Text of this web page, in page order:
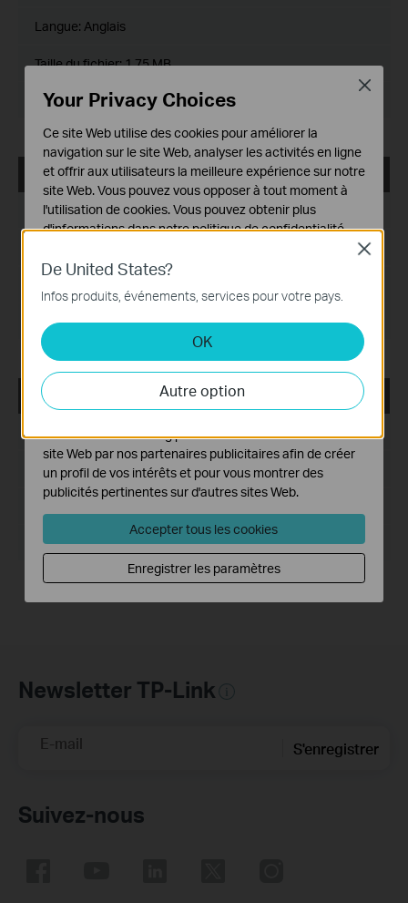
Langue: Anglais
Taille du fichier:1.75 MB
Système d'Exploitation: Mac OS 10.15/11.x/12.x
USB_Printer_Controller_Utility_Mac
Date de publication:2018-10-29
Système d'Exploitation: Mac OS 10.9-10.14
USB_Printer_Controller_Utility_Windows
Langue:Anglais
Système d'Exploitation: Win2000/XP/2003/Vista/7/8/8.1/10
Newsletter TP-Link
E-mail S'enregistrer
Suivez-nous
De United States?
Infos produits, événements, services pour votre pays.
OK
Autre option
Close
Your Privacy Choices
Ce site Web utilise des cookies pour améliorer la
navigation sur le site Web, analyser les activités en ligne
et offrir aux utilisateurs la meilleure expérience sur notre
site Web. Vous pouvez vous opposer à tout moment à
l'utilisation de cookies. Vous pouvez obtenir plus
d'informations dans notrepolitique de confidentialité.
Cookies basiques
Ces cookies sont nécessaires au fonctionnement du
site Web et ne peuvent pas être désactivés dans vos
Cookies d'analyse et marketing
Les cookies d'analyse nous permettent d'analyser vos
activités sur notre site Web pour améliorer et ajuster les
fonctionnalités de notre site Web.
Les cookies marketing peuvent être définis via notre
site Web par nos partenaires publicitaires afin de créer
un profil de vos intérêts et pour vous montrer des
publicités pertinentes sur d'autres sites Web.
Accepter tous les cookies
Enregistrer les paramètres
Close